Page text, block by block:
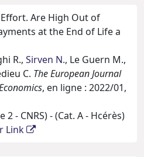
Are High Out of
at the End of Life a
R., Sirven N., Le Guern M.,
C. The European Journal
, en ligne : 2022/01,
2 - CNRS) - (Cat. A - Hcérès)
Link